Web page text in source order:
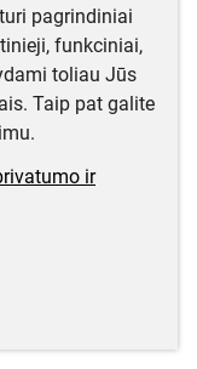
pagrindiniai
funkciniai,
toliau Jūs
Taip pat galite
ir